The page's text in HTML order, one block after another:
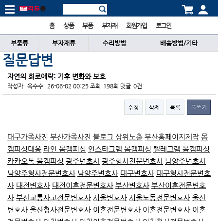
홈 상품 부품 부자재 회원가입 로그인
부품류 부자재류 수리방법 배송방법/기타
질문답변
자연의 희로애락: 기후 변화와 보호
작성자 옥수수 26-06-02 00:25 조회 198회 댓글 0건
수정 삭제 목록 글쓰기
대구가족사진 부산가족사진 블로그 상위노출 부산홈페이지제작 몸
캠피싱대응 라인 몸캠피싱 인스타그램 몸캠피싱 텔레그램 몸캠피싱
카카오톡 몸캠피싱 광주변호사 광주형사전문변호사 남양주변호사
남양주형사전문변호사 남양주변호사 대구변호사 대구형사전문변호
사 대전변호사 대전이혼전문변호사 부산변호사 부산이혼전문변호
사 부산교통사고전문변호사 서울변호사 서울노동전문변호사 울산
변호사 울산형사전문변호사 이혼전문변호사 이혼전문변호사 이혼